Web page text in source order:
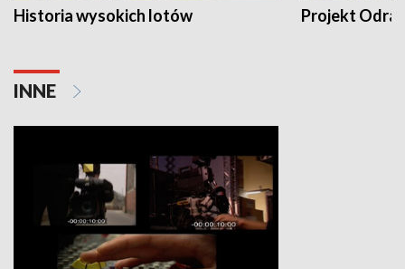
Historia wysokich lotów Projekt Odra
INNE